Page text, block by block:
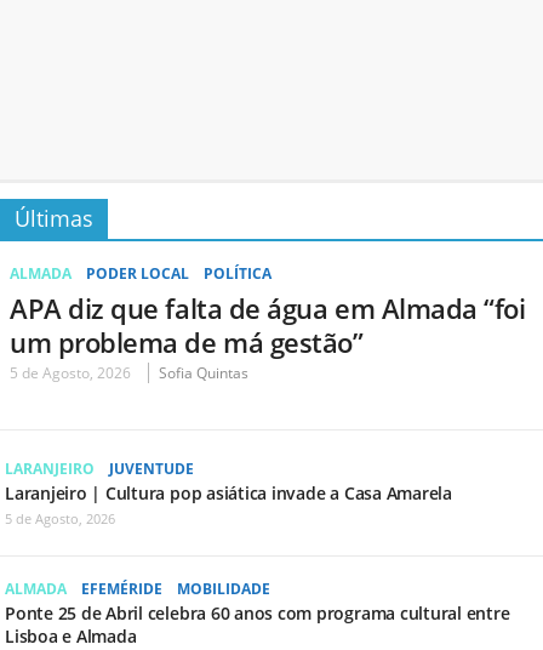
Últimas
ALMADA PODER LOCAL POLÍTICA
APA diz que falta de água em Almada “foi
um problema de má gestão”
5 de Agosto, 2026 Sofia Quintas
LARANJEIRO JUVENTUDE
Laranjeiro | Cultura pop asiática invade a Casa Amarela
5 de Agosto, 2026
ALMADA EFEMÉRIDE MOBILIDADE
Ponte 25 de Abril celebra 60 anos com programa cultural entre
Lisboa e Almada